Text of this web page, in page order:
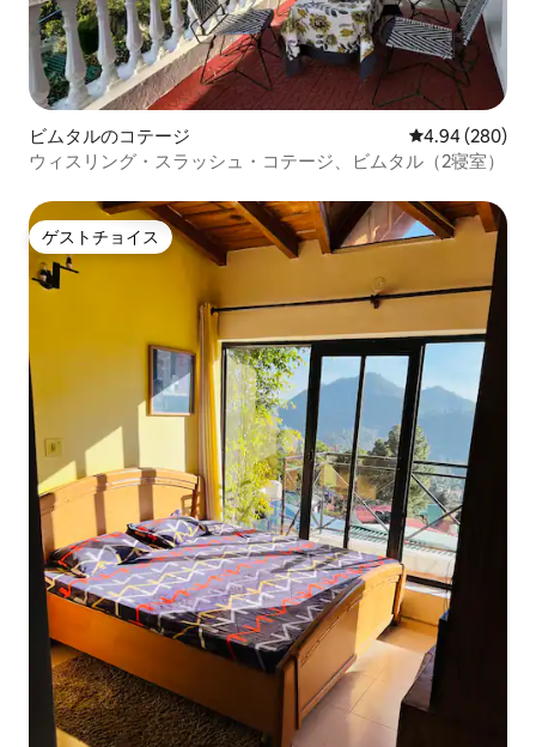
ビムタルのコテージ レビュー280
4.94 (280)
ウィスリング・スラッシュ・コテージ、ビムタル（2寝室）
ゲストチョイス
ゲストチョイス